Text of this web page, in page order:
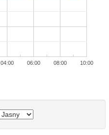
04:00 06:00 08:00 10:00